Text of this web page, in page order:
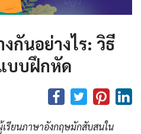
กันอย่างไร: วิธี
บบฝึกหัด
รียนภาษาอังกฤษมักสับสนใน